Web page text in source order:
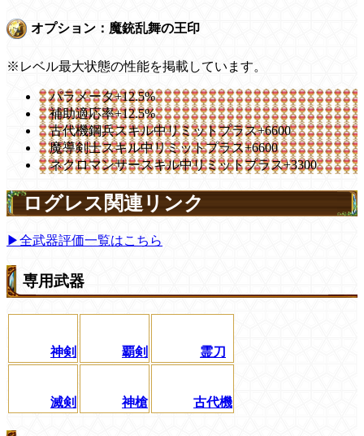
オプション：魔銃乱舞の王印
※レベル最大状態の性能を掲載しています。
パラメータ+12.5%
補助適応率+12.5%
古代機鋼兵スキル中リミットプラス+6600
魔導剣士スキル中リミットプラス+6600
ネクロマンサースキル中リミットプラス+3300
ログレス関連リンク
▶全武器評価一覧はこちら
専用武器
神剣 覇剣 霊刀
滅剣 神槍 古代機